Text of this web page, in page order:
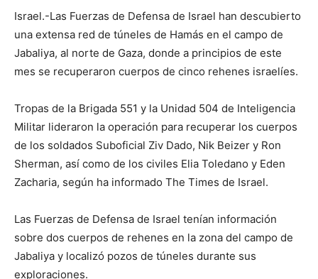
Israel.-Las Fuerzas de Defensa de Israel han descubierto
una extensa red de túneles de Hamás en el campo de
Jabaliya, al norte de Gaza, donde a principios de este
mes se recuperaron cuerpos de cinco rehenes israelíes.
Tropas de la Brigada 551 y la Unidad 504 de Inteligencia
Militar lideraron la operación para recuperar los cuerpos
de los soldados Suboficial Ziv Dado, Nik Beizer y Ron
Sherman, así como de los civiles Elia Toledano y Eden
Zacharia, según ha informado The Times de Israel.
Las Fuerzas de Defensa de Israel tenían información
sobre dos cuerpos de rehenes en la zona del campo de
Jabaliya y localizó pozos de túneles durante sus
exploraciones.